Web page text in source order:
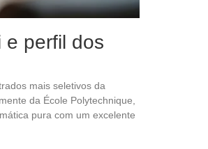
e perfil dos
mais seletivos da
da École Polytechnique,
pura com um excelente